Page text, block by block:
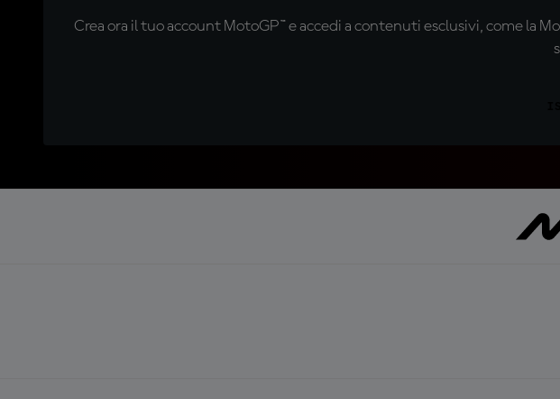
Crea ora il tuo account MotoGP™ e accedi a contenuti esclusivi, come la